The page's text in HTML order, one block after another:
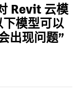
Revit 云模
模型可以
出现问题”